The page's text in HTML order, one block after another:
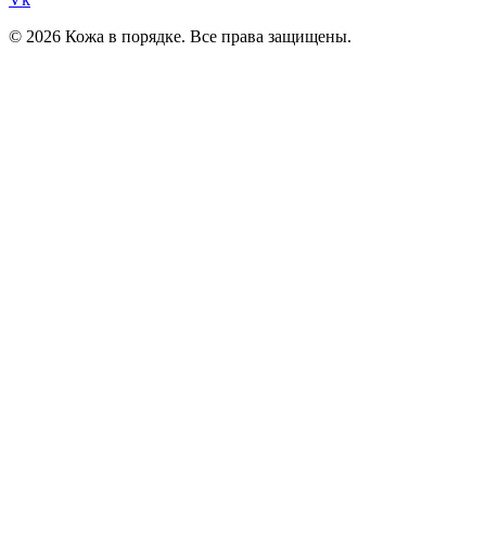
© 2026 Кожа в порядке. Все права защищены.